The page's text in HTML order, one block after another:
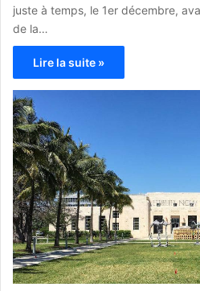
juste à temps, le 1er décembre,
de la…
Lire la suite »